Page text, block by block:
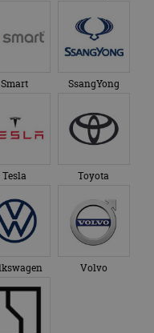
Smart SsangYong
Tesla Toyota
Volvo